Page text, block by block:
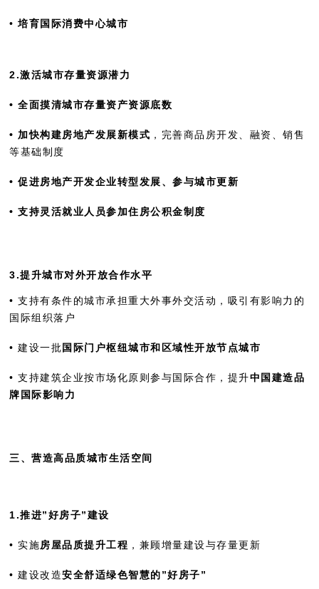
•培育国际消费中心城市
2.激活城市存量资源潜力
• 全面摸清城市存量资产资源底数
• 加快构建房地产发展新模式 ，完善商品房开发、融资、销售
等基础制度
• 促进房地产开发企业转型发展、参与城市更新
• 支持灵活就业人员参加住房公积金制度
3.提升城市对外开放合作水平
• 支持有条件的城市承担重大外事外交活动，吸引有影响力的
国际组织落户
• 建设一批国际门户枢纽城市和区域性开放节点城市
• 支持建筑企业按市场化原则参与国际合作，提升中国建造品
牌国际影响力
三、营造高品质城市生活空间
1.推进”好房子”建设
• 实施房屋品质提升工程 ，兼顾增量建设与存量更新
• 建设改造安全舒适绿色智慧的”好房子”